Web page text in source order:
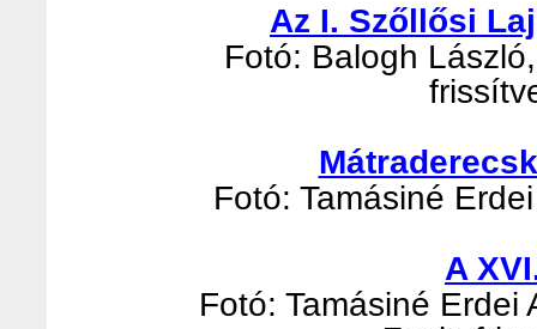
Az I. Szőllősi
Fotó: Balogh
Fotó: Tamásiné
A
Fotó: Tamásiné Erdei